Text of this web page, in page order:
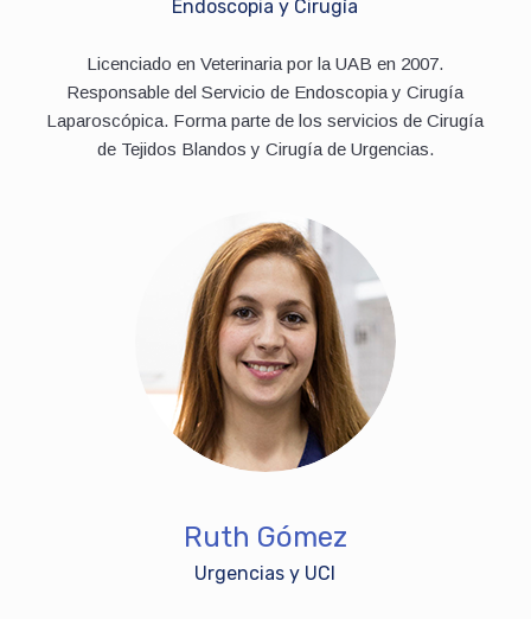
Endoscopia y Cirugía
Licenciado en Veterinaria por la UAB en 2007.
Responsable del Servicio de Endoscopia y Cirugía
Laparoscópica. Forma parte de los servicios de Cirugía
de Tejidos Blandos y Cirugía de Urgencias.
Ruth Gómez
Urgencias y UCI